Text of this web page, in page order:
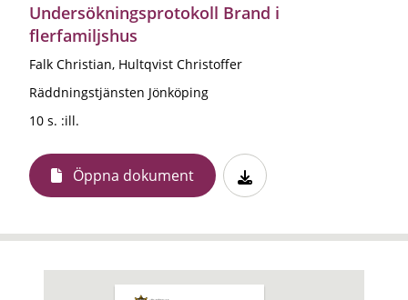
Undersökningsprotokoll Brand i
flerfamiljshus
Falk Christian, Hultqvist Christoffer
Räddningstjänsten Jönköping
10 s. :ill.
Öppna dokument